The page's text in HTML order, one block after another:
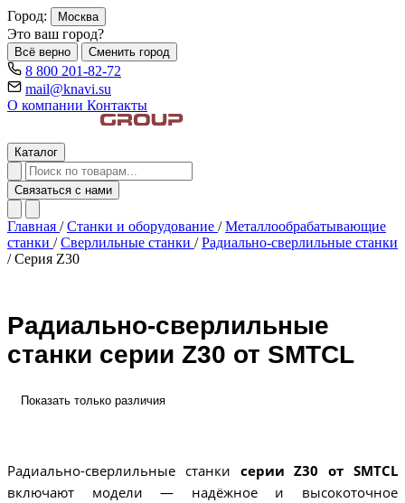
Город: Москва
Это ваш город?
Всё верно Сменить город
8 800 201-82-72
mail@knavi.su
О компании Контакты
Каталог
Связаться с нами
Главная / Станки и оборудование / Металлообрабатывающие
станки / Сверлильные станки / Радиально-сверлильные станки
/ Серия Z30
Радиально-сверлильные
станки серии Z30 от SMTCL
Показать только различия
Радиально-сверлильные станки серии Z30 от SMTCL
включают модели — надёжное и высокоточное